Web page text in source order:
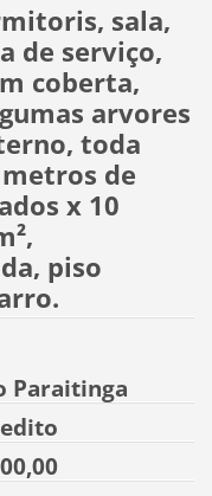
sala,
de serviço,
coberta,
arvores
toda
de
x 10
piso
Paraitinga